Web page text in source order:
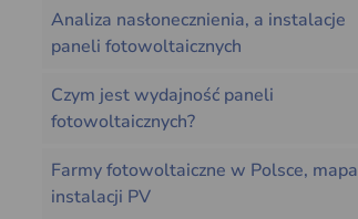
Analiza nasłonecznienia, a instalacje
paneli fotowoltaicznych
Czym jest wydajność paneli
fotowoltaicznych?
Farmy fotowoltaiczne w Polsce, mapa
instalacji PV